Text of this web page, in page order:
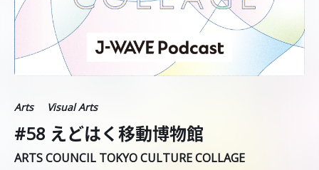
Arts Visual Arts
#58 えどはく移動博物館
ARTS COUNCIL TOKYO CULTURE COLLAGE